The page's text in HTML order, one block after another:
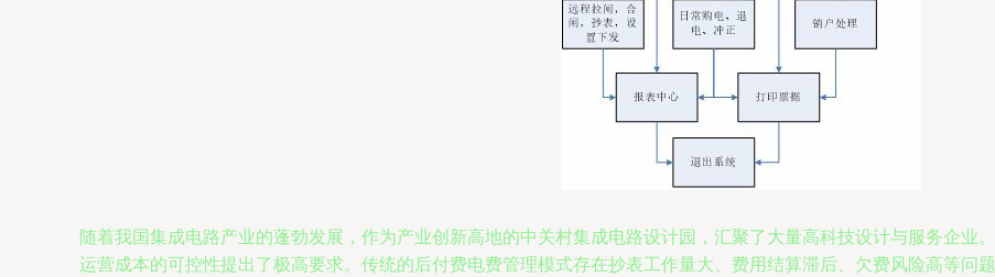
随着我国集成电路产业的蓬勃发展，作为产业创新高地的中关村集成电路设计园，汇聚了大量高科技设计与服务企业
运营成本的可控性提出了极高要求。传统的后付费电费管理模式存在抄表工作量大、费用结算滞后、欠费风险高等问